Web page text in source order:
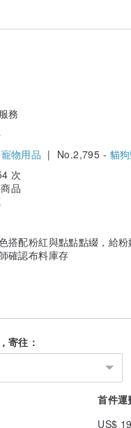
。 所出售每一條項圈均
一公告於臉書。
務
寵物用品 | No.2,795 - 貓
次
品
搭配粉紅與點點點綴，給
確認布料庫存
寄往：
首件運
US$